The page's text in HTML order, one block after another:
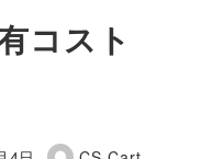
コスト